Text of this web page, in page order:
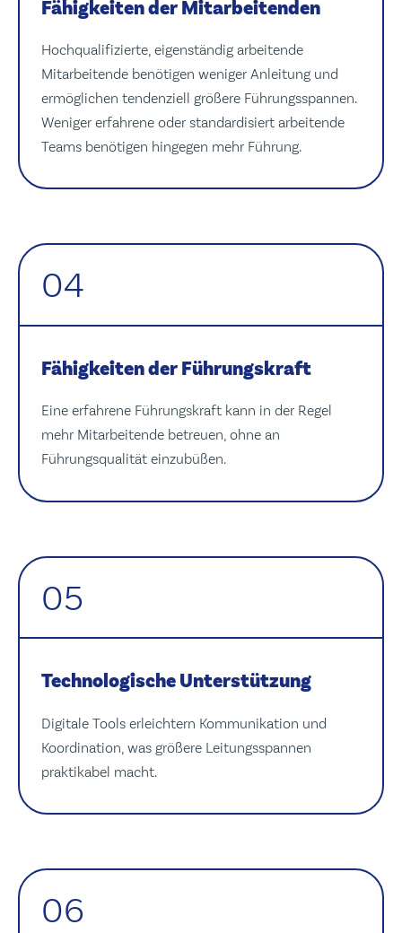
Fähigkeiten der Mitarbeitenden
Hochqualifizierte, eigenständig arbeitende
Mitarbeitende benötigen weniger Anleitung und
ermöglichen tendenziell größere Führungsspannen.
Weniger erfahrene oder standardisiert arbeitende
Teams benötigen hingegen mehr Führung.
04
Fähigkeiten der Führungskraft
Eine erfahrene Führungskraft kann in der Regel
mehr Mitarbeitende betreuen, ohne an
Führungsqualität einzubüßen.
05
Technologische Unterstützung
Digitale Tools erleichtern Kommunikation und
Koordination, was größere Leitungsspannen
praktikabel macht.
06